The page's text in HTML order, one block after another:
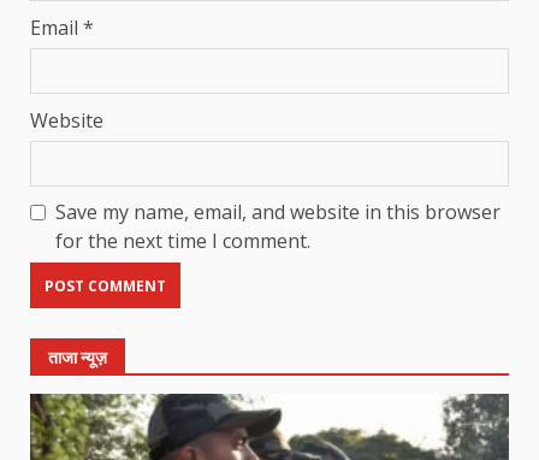
Email *
Website
Save my name, email, and website in this browser
for the next time I comment.
ताजा न्यूज़